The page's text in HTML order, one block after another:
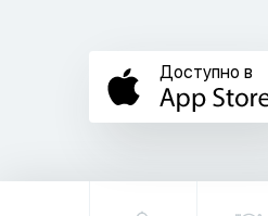
Доступно в